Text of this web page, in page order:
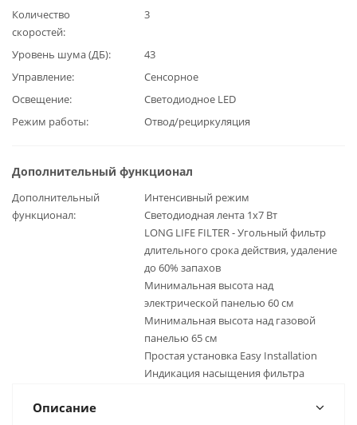
Количество
скоростей
3
Уровень шума (ДБ)
43
Управление
Сенсорное
Освещение
Светодиодное LED
Режим работы
Отвод/рециркуляция
Дополнительный функционал
Дополнительный
функционал
Интенсивный режим
Светодиодная лента 1x7 Вт
LONG LIFE FILTER - Угольный фильтр
длительного срока действия, удаление
до 60% запахов
Минимальная высота над
электрической панелью 60 см
Минимальная высота над газовой
панелью 65 см
Простая установка Easy Installation
Индикация насыщения фильтра
Описание